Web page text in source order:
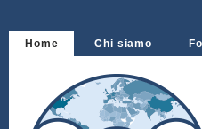
Home Chi siamo